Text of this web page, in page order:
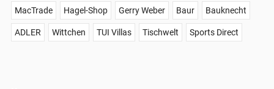
MacTrade Hagel-Shop Gerry Weber Baur Bauknecht
ADLER Wittchen TUI Villas Tischwelt Sports Direct